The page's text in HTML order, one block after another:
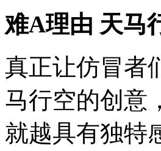
难A理由 天马
真正让仿冒者
马行空的创意
就越具有独特